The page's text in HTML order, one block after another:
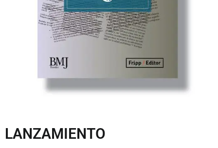
LANZAMIENTO